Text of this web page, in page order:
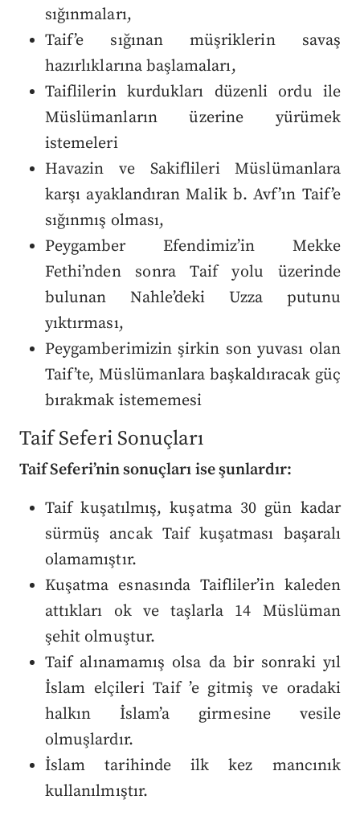
sığınmaları,
Taif’e sığınan müşriklerin savaş
hazırlıklarına başlamaları,
Taiflilerin kurdukları düzenli ordu ile
Müslümanların üzerine yürümek
istemeleri
Havazin ve Sakiflileri Müslümanlara
karşı ayaklandıran Malik b. Avf’ın Taif’e
sığınmış olması,
Peygamber Efendimiz’in Mekke
Fethi’nden sonra Taif yolu üzerinde
bulunan Nahle’deki Uzza putunu
yıktırması,
Peygamberimizin şirkin son yuvası olan
Taif’te, Müslümanlara başkaldıracak güç
bırakmak istememesi
Taif Seferi Sonuçları
Taif Seferi’nin sonuçları ise şunlardır:
Taif kuşatılmış, kuşatma 30 gün kadar
sürmüş ancak Taif kuşatması başaralı
olamamıştır.
Kuşatma esnasında Taifliler’in kaleden
attıkları ok ve taşlarla 14 Müslüman
şehit olmuştur.
Taif alınamamış olsa da bir sonraki yıl
İslam elçileri Taif ’e gitmiş ve oradaki
halkın İslam’a girmesine vesile
olmuşlardır.
İslam tarihinde ilk kez mancınık
kullanılmıştır.